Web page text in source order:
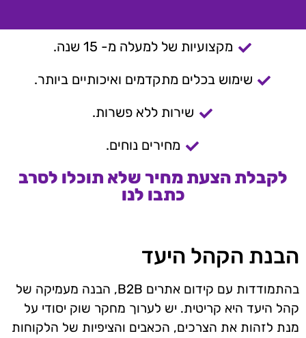
מקצועיות של למעלה מ- 15 שנה.
שימוש בכלים מתקדמים ואיכותיים ביותר.
שירות ללא פשרות.
מחירים נוחים.
לקבלת הצעת מחיר שלא תוכלו לסרב
כתבו לנו
הבנת הקהל היעד
בהתמודדות עם קידום אתרים B2B, הבנה מעמיקה של
קהל היעד היא קריטית. יש לערוך מחקר שוק יסודי על
מנת לזהות את הצרכים, הכאבים והציפיות של הלקוחות